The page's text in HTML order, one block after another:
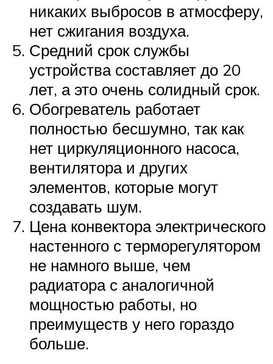
никаких выбросов в атмосферу,
нет сжигания воздуха.
Средний срок службы
устройства составляет до 20
лет, а это очень солидный срок.
Обогреватель работает
полностью бесшумно, так как
нет циркуляционного насоса,
вентилятора и других
элементов, которые могут
создавать шум.
Цена конвектора электрического
настенного с терморегулятором
не намного выше, чем
радиатора с аналогичной
мощностью работы, но
преимуществ у него гораздо
больше.